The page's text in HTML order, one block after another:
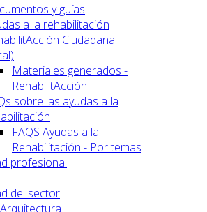
y guías
a la rehabilitación
Ciudadana
Materiales generados -
RehabilitAcción
sobre las ayudas a la
FAQS Ayudas a la
Rehabilitación - Por temas
profesional
del sector